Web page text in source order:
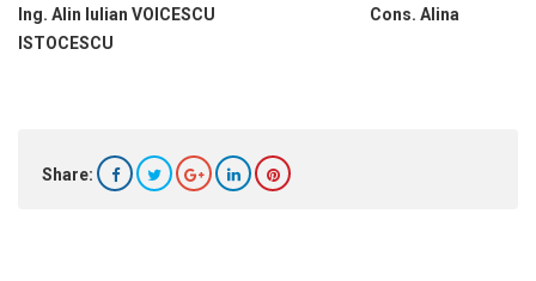
Ing. Alin Iulian VOICESCU Cons. Alina
ISTOCESCU
Share: